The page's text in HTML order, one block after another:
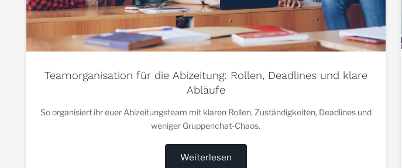
Teamorganisation für die Abizeitung: Rollen, Deadlines und klare
Abläufe
So organisiert ihr euer Abizeitungsteam mit klaren Rollen, Zuständigkeiten, Deadlines und
weniger Gruppenchat-Chaos.
Weiterlesen